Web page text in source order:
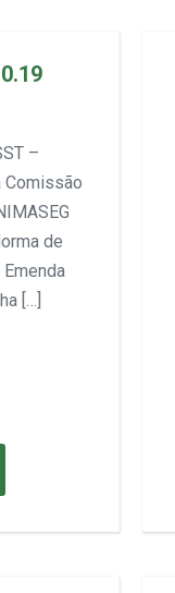
–
Comissão
de
[…]